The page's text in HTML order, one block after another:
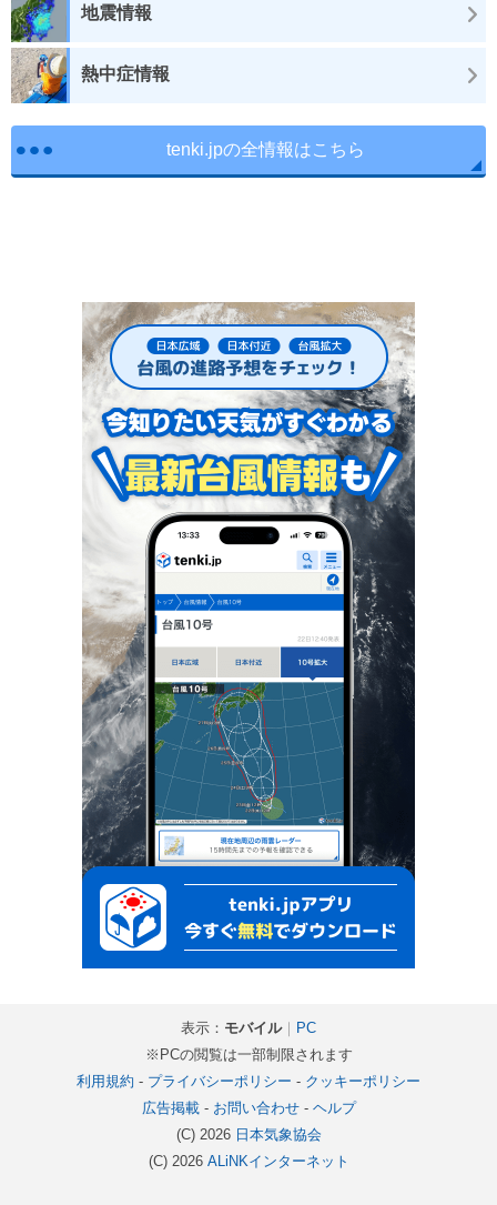
地震情報
熱中症情報
tenki.jpの全情報はこちら
表示： モバイル｜ PC
※PCの閲覧は一部制限されます
利用規約 - プライバシーポリシー - クッキーポリシー
広告掲載- お問い合わせ- ヘルプ
(C) 2026 日本気象協会
(C) 2026 ALiNKインターネット